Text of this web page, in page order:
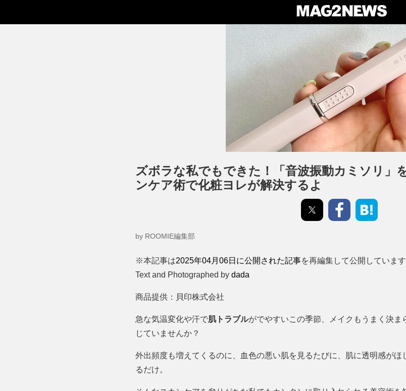
ズボラな私でもできた！「音波振動カミソリ」
ンケア術で化粧ヨレが解決するよ
by ROOMIE編集部
※本記事は2025年04月06日に公開された記事を再編集して公開しています
Text and Photographed by dada
商品提供：貝印株式会社
急な気温変化や汗で肌トラブルがでやすいこの季節、メイクもうまく決
じていませんか？
外出頻度も増えてくるのに、血色の悪い肌を見るたびに、肌に透明感が
るだけ。